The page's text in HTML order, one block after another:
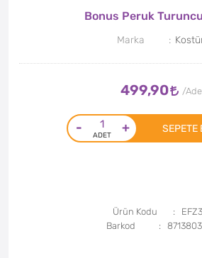
Bonus Peruk
Marka
499,90
- + SEPETE
Ürün Kodu
Barkod